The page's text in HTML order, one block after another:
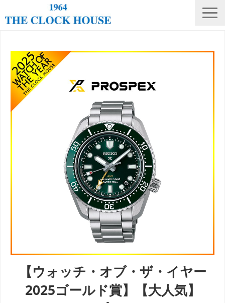
THE CLOCK HOUSE オリジナルウォッチ
会社概要
採用情報
オンラインストア
店舗リスト
【ウォッチ・オブ・ザ・イヤー
2025ゴールド賞】【大人気】